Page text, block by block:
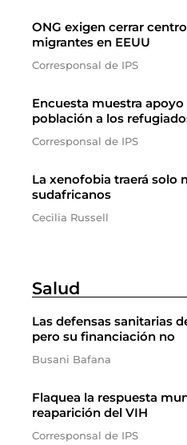
ONG exigen cerrar
migrantes en EEUU
Corresponsal de IPS
Encuesta muestra
población a los
Corresponsal de IPS
La xenofobia traerá solo
sudafricanos
Cecilia Russell
Salud
Las defensas sanitarias
pero su financiación no
Busani Bafana
Flaquea la respuesta
reaparición del VIH
Corresponsal de IPS